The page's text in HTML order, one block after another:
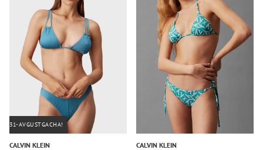
31-AVGUSTGACHA!
CALVIN KLEIN CALVIN KLEIN